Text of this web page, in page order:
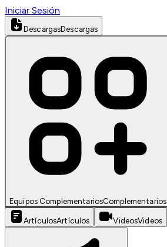
Iniciar Sesión
DescargasDescargas
Equipos ComplementariosComplementarios
ArtículosArtículos VideosVideos